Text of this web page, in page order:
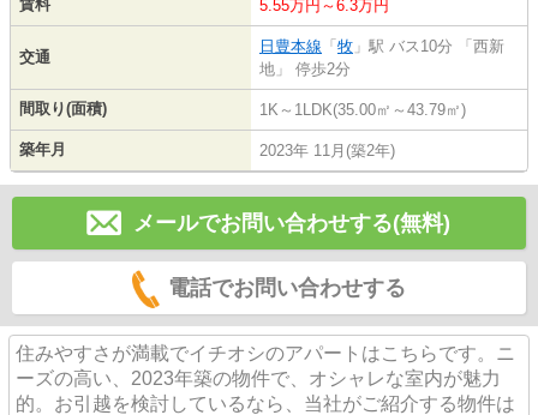
賃料 5.55万円～6.3万円
交通
日豊本線 「 牧 」駅 バス10分 「西新
地」 停歩2分
間取り(面積) 1K～1LDK(35.00㎡～43.79㎡)
築年月 2023年 11月(築2年)
メールでお問い合わせする(無料)
電話でお問い合わせする
住みやすさが満載でイチオシのアパートはこちらです。ニ
ーズの高い、2023年築の物件で、オシャレな室内が魅力
的。お引越を検討しているなら、当社がご紹介する物件は